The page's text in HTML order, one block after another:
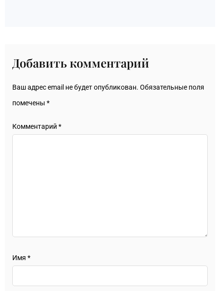
Добавить комментарий
Ваш адрес email не будет опубликован. Обязательные поля
помечены *
Комментарий *
Имя *